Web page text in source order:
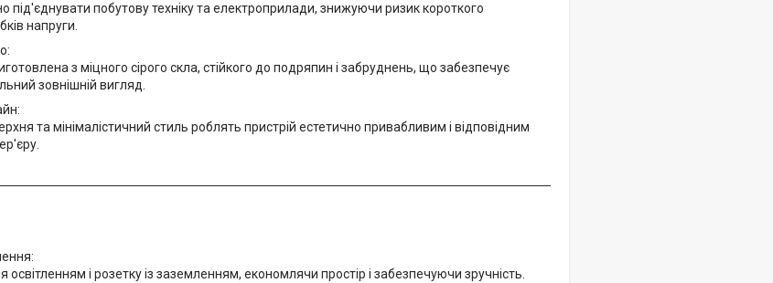
під'єднувати побутову техніку та електроприлади, знижуючи ризик короткого
напруги.
з міцного сірого скла, стійкого до подряпин і забруднень, що забезпечує
зовнішній вигляд.
та мінімалістичний стиль роблять пристрій естетично привабливим і відповідним
освітленням і розетку із заземленням, економлячи простір і забезпечуючи зручність.